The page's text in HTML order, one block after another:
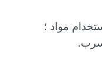
مواد ؛